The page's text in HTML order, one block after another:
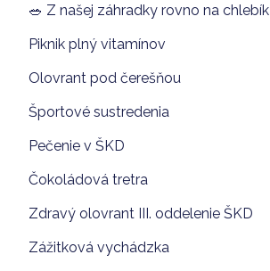
🥗 Z našej záhradky rovno na chlebík
Piknik plný vitamínov
Olovrant pod čerešňou
Športové sustredenia
Pečenie v ŠKD
Čokoládová tretra
Zdravý olovrant III. oddelenie ŠKD
Zážitková vychádzka